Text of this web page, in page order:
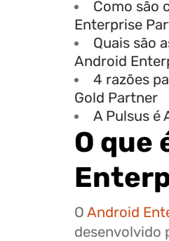
Como são
Enterprise
Quais são
Android
4 razões
Gold Partner
A Pulsus é
O que
O Android
desenvolvido